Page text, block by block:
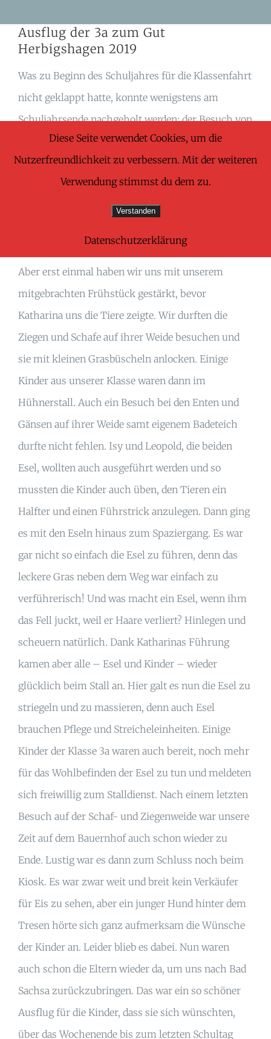
content
Ausflug der 3a zum Gut
Herbigshagen 2019
Was zu Beginn des Schuljahres für die Klassenfahrt
nicht geklappt hatte, konnte wenigstens am
Schuljahrsende nachgeholt werden: der Besuch von
Gut Herbigshagen und ein Vormittagsprogramm
auf dem Bauernhof. Dank einiger Eltern und
weiterer Begleitpersonen, die die Kinder mit dem
Auto hinfuhren, kamen wir gegen 9.00 Uhr an. Für
werden, denn er hatte an diesem Tag Geburtstag.
Aber erst einmal haben wir uns mit unserem
mitgebrachten Frühstück gestärkt, bevor
Katharina uns die Tiere zeigte. Wir durften die
Ziegen und Schafe auf ihrer Weide besuchen und
sie mit kleinen Grasbüscheln anlocken. Einige
Kinder aus unserer Klasse waren dann im
Hühnerstall. Auch ein Besuch bei den Enten und
Gänsen auf ihrer Weide samt eigenem Badeteich
durfte nicht fehlen. Isy und Leopold, die beiden
Esel, wollten auch ausgeführt werden und so
mussten die Kinder auch üben, den Tieren ein
Halfter und einen Führstrick anzulegen. Dann ging
es mit den Eseln hinaus zum Spaziergang. Es war
gar nicht so einfach die Esel zu führen, denn das
leckere Gras neben dem Weg war einfach zu
verführerisch! Und was macht ein Esel, wenn ihm
das Fell juckt, weil er Haare verliert? Hinlegen und
scheuern natürlich. Dank Katharinas Führung
kamen aber alle – Esel und Kinder – wieder
glücklich beim Stall an. Hier galt es nun die Esel zu
striegeln und zu massieren, denn auch Esel
brauchen Pflege und Streicheleinheiten. Einige
Kinder der Klasse 3a waren auch bereit, noch mehr
für das Wohlbefinden der Esel zu tun und meldeten
sich freiwillig zum Stalldienst. Nach einem letzten
Besuch auf der Schaf- und Ziegenweide war unsere
Zeit auf dem Bauernhof auch schon wieder zu
Ende. Lustig war es dann zum Schluss noch beim
Kiosk. Es war zwar weit und breit kein Verkäufer
für Eis zu sehen, aber ein junger Hund hinter dem
Tresen hörte sich ganz aufmerksam die Wünsche
der Kinder an. Leider blieb es dabei. Nun waren
auch schon die Eltern wieder da, um uns nach Bad
Sachsa zurückzubringen. Das war ein so schöner
Ausflug für die Kinder, dass sie sich wünschten,
über das Wochenende bis zum letzten Schultag
Diese Seite verwendet Cookies, um die
Nutzerfreundlichkeit zu verbessern. Mit der weiteren
Verwendung stimmst du dem zu.
Verstanden
Datenschutzerklärung